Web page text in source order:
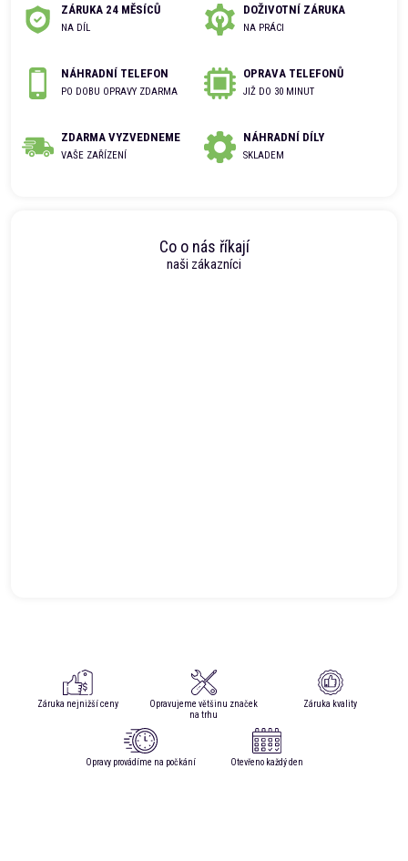
ZÁRUKA 24 MĚSÍCŮ
NA DÍL
DOŽIVOTNÍ ZÁRUKA
NA PRÁCI
NÁHRADNÍ TELEFON
PO DOBU OPRAVY ZDARMA
OPRAVA TELEFONŮ
JIŽ DO 30 MINUT
ZDARMA VYZVEDNEME
VAŠE ZAŘÍZENÍ
NÁHRADNÍ DÍLY
SKLADEM
Co o nás říkají
naši zákazníci
Záruka nejnižší ceny
Opravujeme většinu značek
na trhu
Záruka kvality
Opravy provádíme na počkání Otevřeno každý den